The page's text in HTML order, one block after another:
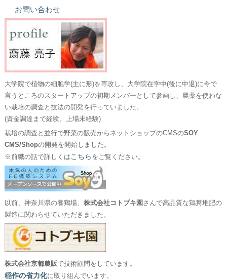
お問い合わせ
大学院で植物の細胞学(主に形)を専攻し、大学院在学中(後に中退)に今で
言うところのスタートアップの初期メンバーとして参画し、農薬を使わな
い栽培の調査と技法の開発を行っていました。
(資金調達まで経験。上場未経験)
栽培の調査と並行で野菜の販売からネットショップのCMSのSOY
CMS/Shopの開発を開始しました。
※前職の話で詳しくは こちら をご覧ください。
以前、神奈川県の養鶏場、 株式会社コトブキ園 さんで高品質な鶏糞堆肥の
製造に関わらせていただきました。
株式会社京都農販で技術顧問をしています。
稲作の省力化に取り組んでいます。